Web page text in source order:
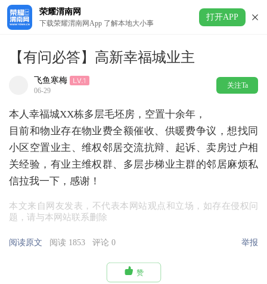
荣耀渭南网
下载荣耀渭南网App 了解本地大小事
打开APP
【有问必答】高新幸福城业主
飞鱼寒梅
06-29
关注Ta
本人幸福城XX栋多层毛坯房，空置十余年，
目前和物业存在物业费全额催收、供暖费争议，想找同
小区空置业主、维权邻居交流抗辩、起诉、卖房过户相
关经验，有业主维权群、多层步梯业主群的邻居麻烦私
信拉我一下，感谢！
本文来自网友发表，不代表本网站观点和立场，如存在侵权问
题，请与本网站联系删除
阅读原文 阅读 1853 评论 0 举报
 赞